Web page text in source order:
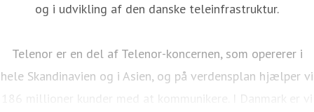
og i udvikling af den danske teleinfrastruktur.
Telenor er en del af Telenor-koncernen, som opererer i
hele Skandinavien og i Asien, og på verdensplan hjælper vi
186 millioner kunder med at kommunikere. I Danmark er vi